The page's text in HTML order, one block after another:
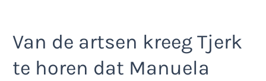
Van de artsen kreeg Tjerk
te horen dat Manuela